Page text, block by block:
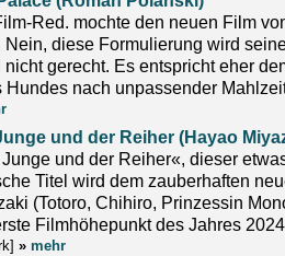
Red. mochte den neuen Film
Nein, diese Formulierung wird
nicht gerecht. Es entspricht eher
Hundes nach unpassender
und der Reiher (Hayao
und der Reiher«, dieser
Titel wird dem zauberhaften
(Totoro, Chihiro, Prinzessin
Filmhöhepunkt des Jahres
» mehr